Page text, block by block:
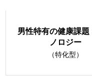
男性特有の健康課題
ノロジー
（特化型）